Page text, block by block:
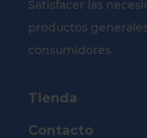
Satisfacer las
productos
consumidores.
Tienda
Contacto